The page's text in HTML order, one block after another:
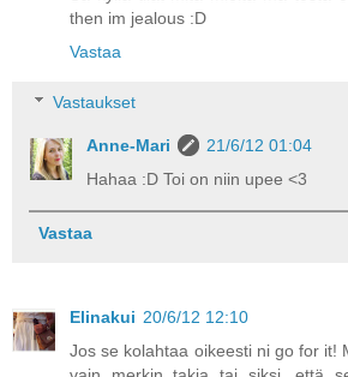
then im jealous :D
Vastaa
Vastaukset
Anne-Mari
21/6/12 01:04
Hahaa :D Toi on niin upee <3
Vastaa
Elinakui 20/6/12 12:10
Jos se kolahtaa oikeesti ni go for it!